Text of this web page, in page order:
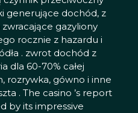
generujące dochód, z
gazyliony
rocznie z hazardu i
. zwrot dochód z
dla 60-70% całej
rozrywka, gówno i inne
. The casino ’s report
by its impressive